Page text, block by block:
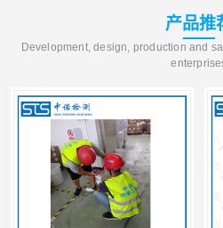
产品推
Development, design, production and